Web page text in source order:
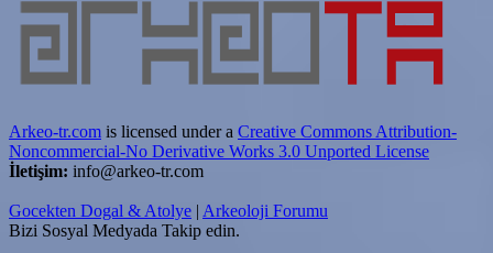
Arkeo-tr.com is licensed under a Creative Commons Attribution-
Noncommercial-No Derivative Works 3.0 Unported License
İletişim: info@arkeo-tr.com
Gocekten Dogal & Atolye | Arkeoloji Forumu
Bizi Sosyal Medyada Takip edin.